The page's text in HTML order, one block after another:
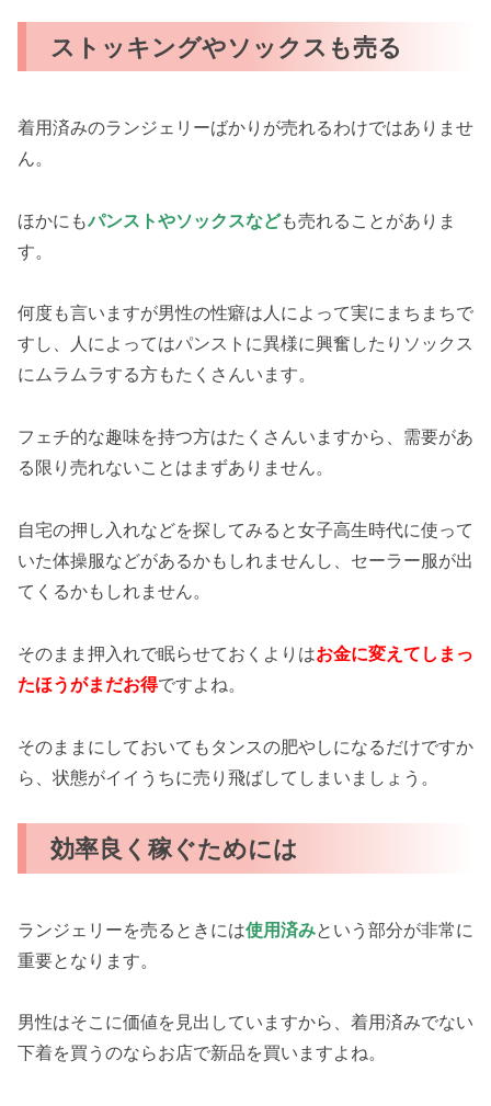
ストッキングやソックスも売る
着用済みのランジェリーばかりが売れるわけではありませ
ん。
ほかにもパンストやソックスなども売れることがありま
す。
何度も言いますが男性の性癖は人によって実にまちまちで
すし、人によってはパンストに異様に興奮したりソックス
にムラムラする方もたくさんいます。
フェチ的な趣味を持つ方はたくさんいますから、需要があ
る限り売れないことはまずありません。
自宅の押し入れなどを探してみると女子高生時代に使って
いた体操服などがあるかもしれませんし、セーラー服が出
てくるかもしれません。
そのまま押入れで眠らせておくよりはお金に変えてしまっ
たほうがまだお得ですよね。
そのままにしておいてもタンスの肥やしになるだけですか
ら、状態がイイうちに売り飛ばしてしまいましょう。
効率良く稼ぐためには
ランジェリーを売るときには使用済みという部分が非常に
重要となります。
男性はそこに価値を見出していますから、着用済みでない
下着を買うのならお店で新品を買いますよね。